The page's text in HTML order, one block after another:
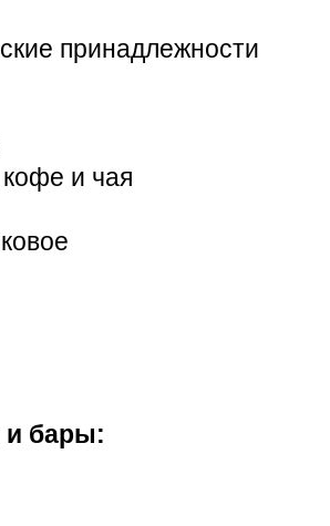
принадлежности
и чая
и бары: